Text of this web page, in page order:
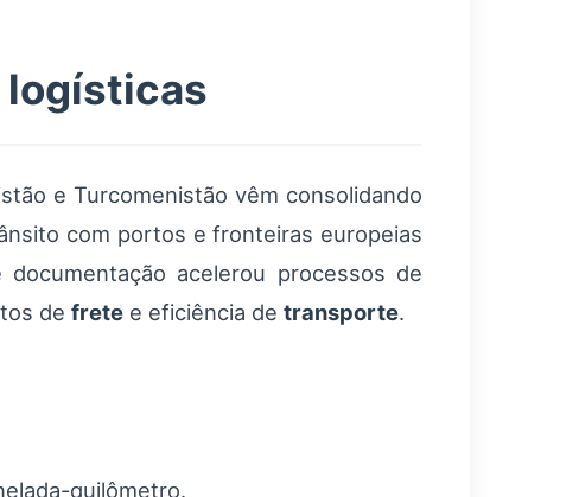
logísticas
e Turcomenistão vêm consolidando
com portos e fronteiras europeias
acelerou processos de
de frete e eficiência de transporte.
quilômetro.